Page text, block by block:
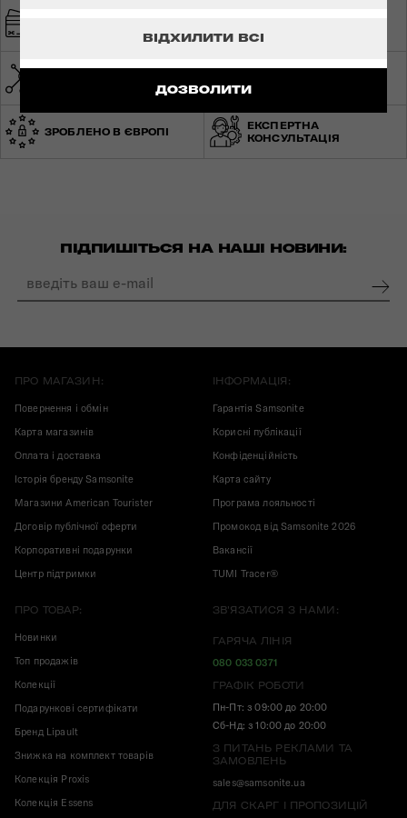
ДОЗВОЛИТИ
ВІДХИЛИТИ ВСІДОСТАВКА
МЕРЕЖА МАГАЗИНІВ ПО
ЗРОБЛЕНО В ЄВРОПІ
ЕКСПЕРТНА
КОНСУЛЬТАЦІЯ
ПІДПИШІТЬСЯ НА НАШІ НОВИНИ:
ПРО МАГАЗИН:
Повернення і обмін
Карта магазинів
Оплата і доставка
Історія бренду Samsonite
Магазини American Tourister
Договір публічної оферти
Корпоративні подарунки
Центр підтримки
ІНФОРМАЦІЯ:
Гарантія Samsonite
Корисні публікації
Конфіденційність
Карта сайту
Програма лояльності
Промокод від Samsonite 2026
Вакансії
TUMI Tracer®
ПРО ТОВАР:
Новинки
Топ продажів
Колекції
Подарункові сертифікати
Бренд Lipault
Знижка на комплект товарів
Колекція Proxis
Колекція Essens
ЗВ'ЯЗАТИСЯ З НАМИ:
ГАРЯЧА ЛІНІЯ
080 033 0371
ГРАФІК РОБОТИ
Пн-Пт: з 09:00 до 20:00
Сб-Нд: з 10:00 до 20:00
З ПИТАНЬ РЕКЛАМИ ТА
ЗАМОВЛЕНЬ
sales@samsonite.ua
ДЛЯ СКАРГ І ПРОПОЗИЦІЙ